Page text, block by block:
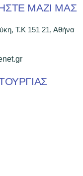
ΜΑΖΊ ΜΑΣ
Τ.Κ 151 21, Αθήνα